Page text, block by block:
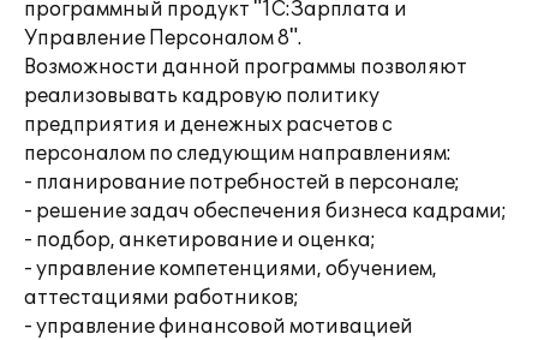
программный продукт "1С:Зарплата и
Управление Персоналом 8".
Возможности данной программы позволяют
реализовывать кадровую политику
предприятия и денежных расчетов с
персоналом по следующим направлениям:
- планирование потребностей в персонале;
- решение задач обеспечения бизнеса кадрами;
- подбор, анкетирование и оценка;
- управление компетенциями, обучением,
аттестациями работников;
- управление финансовой мотивацией